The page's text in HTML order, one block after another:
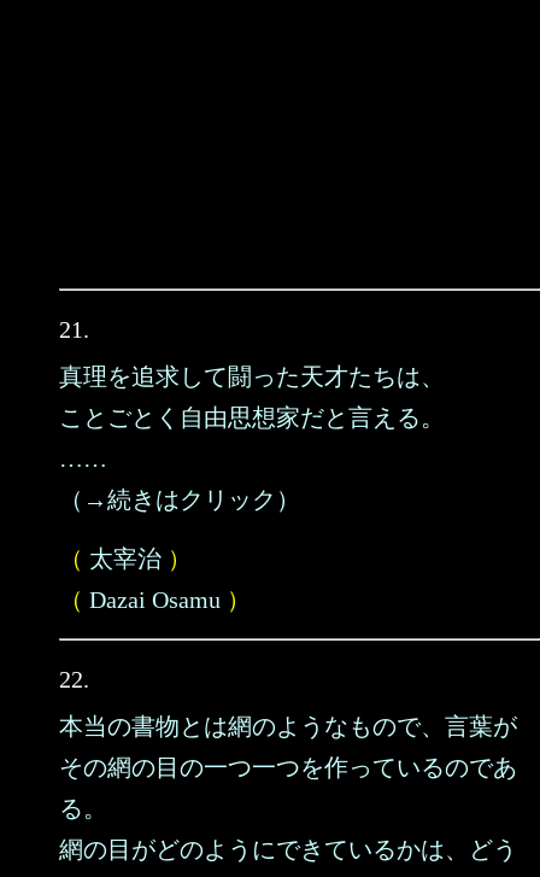
21.
真理を追求して闘った天才たちは、
ことごとく自由思想家だと言える。
……
（→続きはクリック）
（ 太宰治 ）
（ Dazai Osamu ）
22.
本当の書物とは網のようなもので、言葉が
その網の目の一つ一つを作っているのであ
る。
網の目がどのようにできているかは、どう